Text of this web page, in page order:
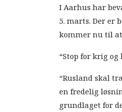
I Aarhus har
5. marts. Der er
kommer nu til
“Stop for krig
“Rusland skal
en fredelig
grundlaget for